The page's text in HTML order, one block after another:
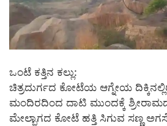
ಒಂಟೆ ಕತ್ತಿನ ಕಲ್ಲು:
ಚಿತ್ರದುರ್ಗದ ಕೋಟೆಯ ಆಗ್ನೇಯ
ಮಂದಿರದಿಂದ ದಾಟಿ ಮುಂದಕ್ಕೆ
ಮೇಲ್ಭಾಗದ ಕೋಟೆ ಹತ್ತಿ ಸಿಗುವ ಸಣ್ಣ